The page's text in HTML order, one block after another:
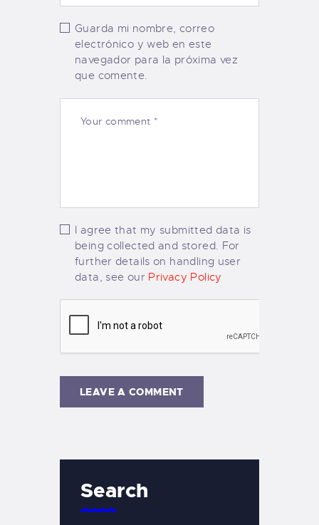
Guarda mi nombre, correo
electrónico y web en este
navegador para la próxima vez
que comente.
I agree that my submitted data is
being collected and stored. For
further details on handling user
data, see our Privacy Policy
Search